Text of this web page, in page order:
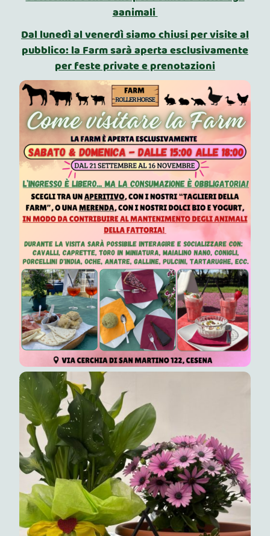
aanimali
Dal lunedì al venerdì siamo chiusi per visite al
pubblico: la Farm sarà aperta esclusivamente
per feste private e prenotazioni